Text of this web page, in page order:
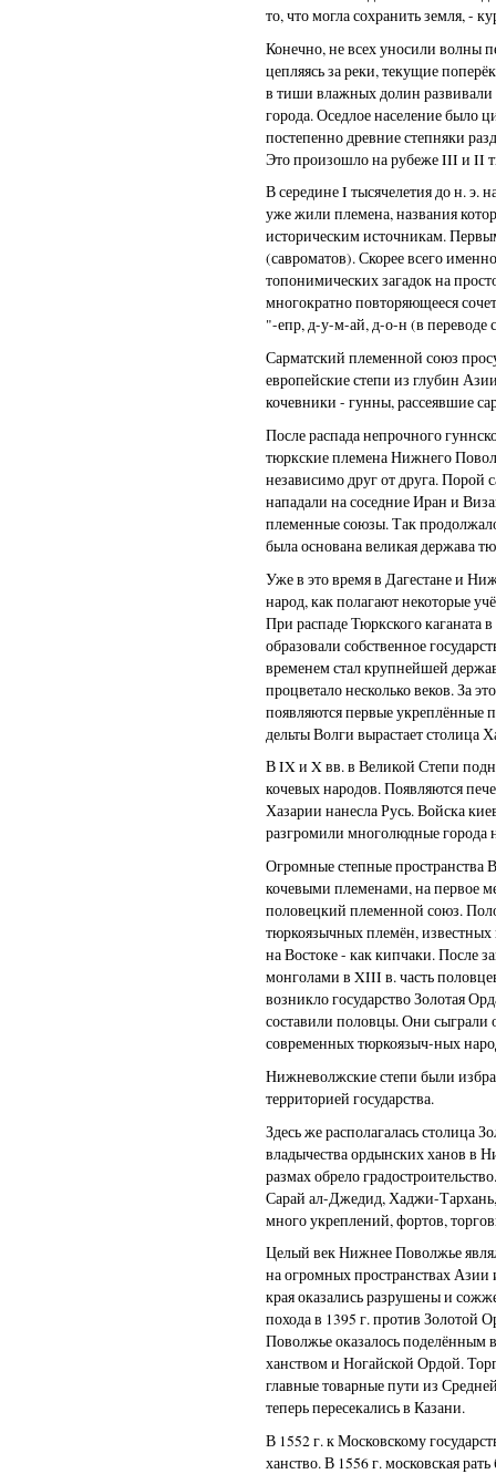
то, что могла сохранить земля, -
Конечно, не всех уносили волны
цепляясь за реки, текущие
в тиши влажных долин развивали
города. Оседлое население было
постепенно древние степняки
Это произошло на рубеже III и II
В середине I тысячелетия до н.
уже жили племена, названия
историческим источникам.
(савроматов). Скорее всего
топонимических загадок на
многократно повторяющееся
"-епр, д-у-м-ай, д-о-н (в переводе
Сарматский племенной союз
европейские степи из глубин
кочевники - гунны, рассеявшие
После распада непрочного
тюркские племена Нижнего
независимо друг от друга. Порой
нападали на соседние Иран и
племенные союзы. Так
была основана великая держава
Уже в это время в Дагестане и
народ, как полагают некоторые
При распаде Тюркского каганата
образовали собственное
временем стал крупнейшей
процветало несколько веков. За
появляются первые укреплённые
дельты Волги вырастает столица
В IX и X вв. в Великой Степи
кочевых народов. Появляются
Хазарии нанесла Русь. Войска
разгромили многолюдные города
Огромные степные пространства
кочевыми племенами, на первое
половецкий племенной союз.
тюркоязычных племён,
на Востоке - как кипчаки. После
монголами в XIII в. часть
возникло государство Золотая
составили половцы. Они сыграли
современных тюркоязыч-ных
Нижневолжские степи были
территорией государства.
Здесь же располагалась столица
владычества ордынских ханов
размах обрело
Сарай ал-Джедид, Хаджи-
много укреплений, фортов,
Целый век Нижнее Поволжье
на огромных пространствах
края оказались разрушены и
похода в 1395 г. против Золотой
Поволжье оказалось
ханством и Ногайской Ордой.
главные товарные пути из
теперь пересекались в Казани.
В 1552 г. к Московскому
ханство. В 1556 г. московская